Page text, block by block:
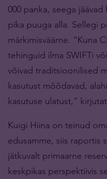
000 panka, seega
pika puuga alla. Sellegi
märkimisväärne. “Kuna
tehinguid ilma SWIFTi
võivad traditsioonilised
kasutust mõõdavad,
kasutuse ulatust,”
Kuigi Hiina on teinud
edusamme, siis raportis
jätkuvalt primaarne
keskpikas perspektiivis